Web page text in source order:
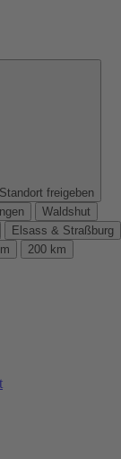
Standort freigeben
Waldshut
Elsass & Straßburg
200 km